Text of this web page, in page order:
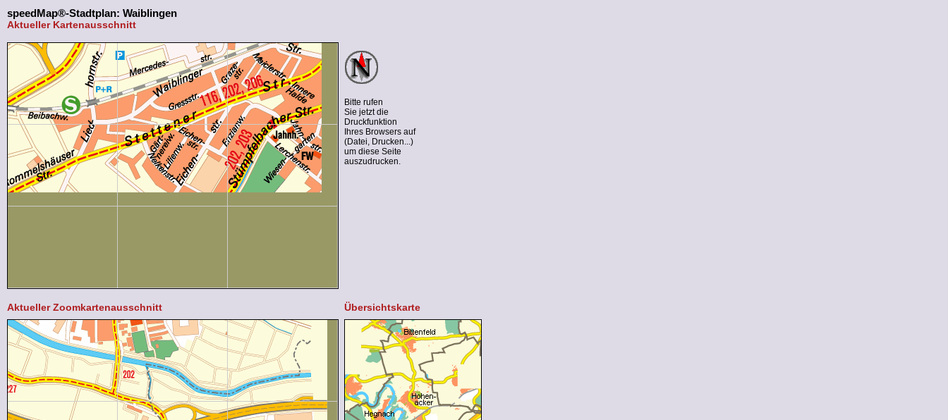
Bitte rufen
Sie jetzt die
Druckfunktion
Ihres Browsers auf
(Datei, Drucken...)
um diese Seite
auszudrucken.
speedMap®-Stadtplan: Waiblingen
Aktueller Kartenausschnitt
Aktueller Zoomkartenausschnitt Übersichtskarte